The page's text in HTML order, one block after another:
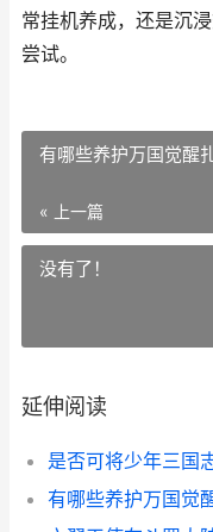
常挂机养成，还是沉
尝试。
有哪些养护万国觉醒
« 上一篇
没有了！
延伸阅读